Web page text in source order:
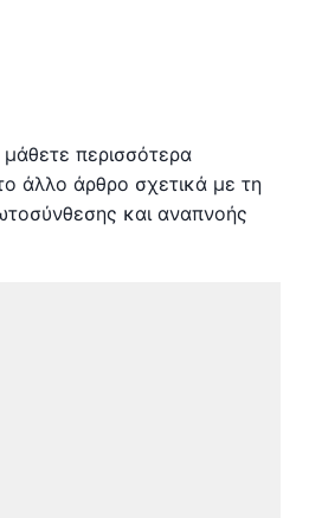
περισσότερα
άλλο άρθρο σχετικά με τη
και αναπνοής